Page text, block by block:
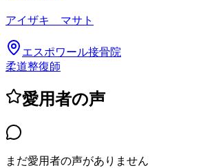
アイザキ マサト
エスポワール接骨院
柔道整復師
愛用者の声
まだ愛用者の声がありません